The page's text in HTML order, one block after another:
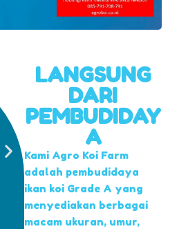
LANGSUNG
DARI
PEMBUDIDAY
A
Kami Agro Koi Farm
adalah pembudidaya
ikan koi Grade A yang
menyediakan berbagai
macam ukuran, umur,